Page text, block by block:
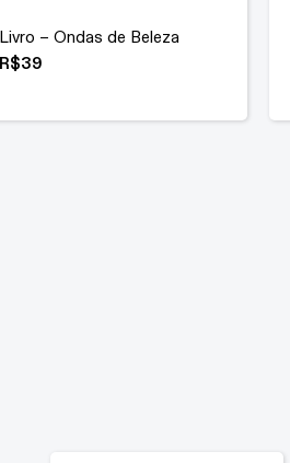
Livro – Ondas de Beleza
R$39